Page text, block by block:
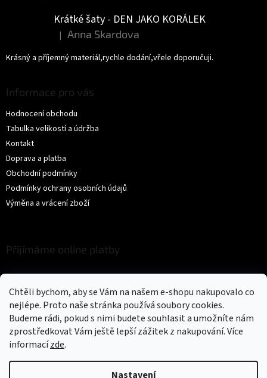
Chtěli bychom, aby se Vám na našem e-shopu nakupovalo co
nejlépe. Proto naše stránka používá soubory cookies.
Budeme rádi, pokud s nimi budete souhlasit a umožníte nám
zprostředkovat Vám ještě lepší zážitek z nakupování.Více
informacízde.
Nastavení
Krátké šaty - DEN JAKO KORÁLEK
Hodnocení produktu je 5 z 5 hvězdiček.
| Anna Skardova
Krásný a příjemný materiál,rychle dodání,vřele doporučuji.
Informace pro vás
Hodnocení obchodu
Tabulka velikostí a údržba
Kontakt
Doprava a platba
Obchodní podmínky
Podmínky ochrany osobních údajů
Výměna a vrácení zboží
Přijímáme online platby
Vytvořil Shoptet
. Všechna práva vyhrazena.